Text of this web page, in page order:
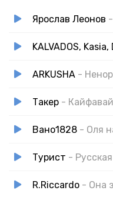
Ярослав Леонов
ARKUSHA -
Такер - Кайфавай
Вано1828 - Оля
Турист -
R.Riccardo - Она